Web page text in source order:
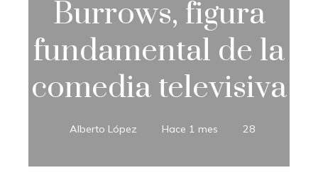
Burrows, figura
fundamental de la
comedia televisiva
Alberto López Hace 1 mes 28